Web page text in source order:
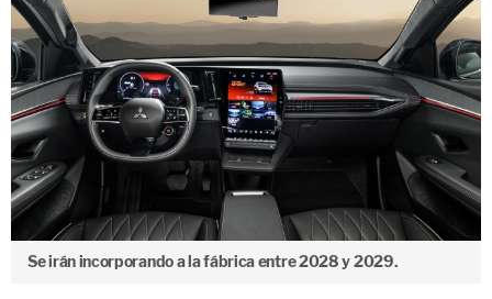
Se irán incorporando a la fábrica entre 2028 y 2029.